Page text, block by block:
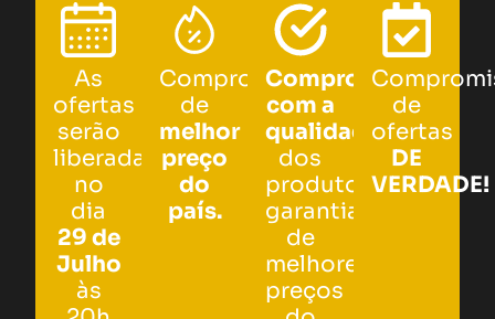
As
ofertas
serão
liberadas
no
dia
29 de
Julho
às
Compromisso
de
melhor
preço
do
país.
Compromisso
com a
qualidade
dos
produtos,
garantia
de
melhores
preços
de
ofertas
DE
VERDADE!